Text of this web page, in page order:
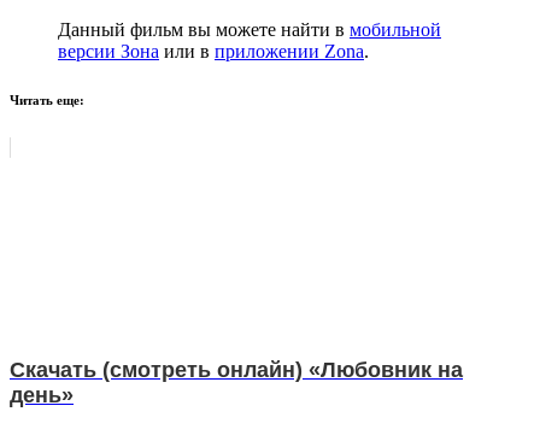
Данный фильм вы можете найти в мобильной
версии Зона или в приложении Zona.
Читать еще:
Скачать (смотреть онлайн) «Любовник на
день»